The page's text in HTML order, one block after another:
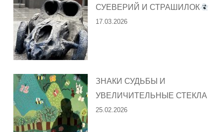
СУЕВЕРИЙ И СТРАШИЛОК
17.03.2026
ЗНАКИ СУДЬБЫ И
УВЕЛИЧИТЕЛЬНЫЕ СТЕКЛА
25.02.2026